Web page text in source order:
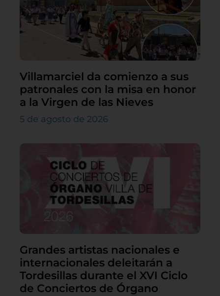
Villamarciel da comienzo a sus
patronales con la misa en honor
a la Virgen de las Nieves
5 de agosto de 2026
Grandes artistas nacionales e
internacionales deleitarán a
Tordesillas durante el XVI Ciclo
de Conciertos de Órgano